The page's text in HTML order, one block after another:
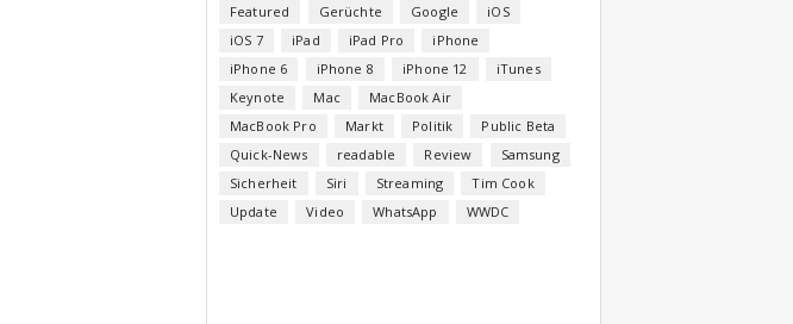
Featured
Gerüchte Google
iOS
iOS 7
iPad iPad Pro
iPhone
iPhone 6
iPhone 8 iPhone 12
iTunes
Keynote
Mac
MacBook Air
MacBook Pro
Markt Politik
Public Beta
Quick-News
readable Review
Samsung
Sicherheit
Siri Streaming
Tim Cook
Update
Video WhatsApp WWDC